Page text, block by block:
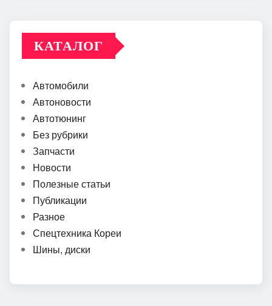
КАТАЛОГ
Автомобили
Автоновости
Автотюнинг
Без рубрики
Запчасти
Новости
Полезные статьи
Публикации
Разное
Спецтехника Кореи
Шины, диски